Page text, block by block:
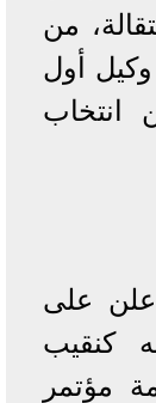
من
أول
لحين انتخاب
على
كنقيب
مؤتمر